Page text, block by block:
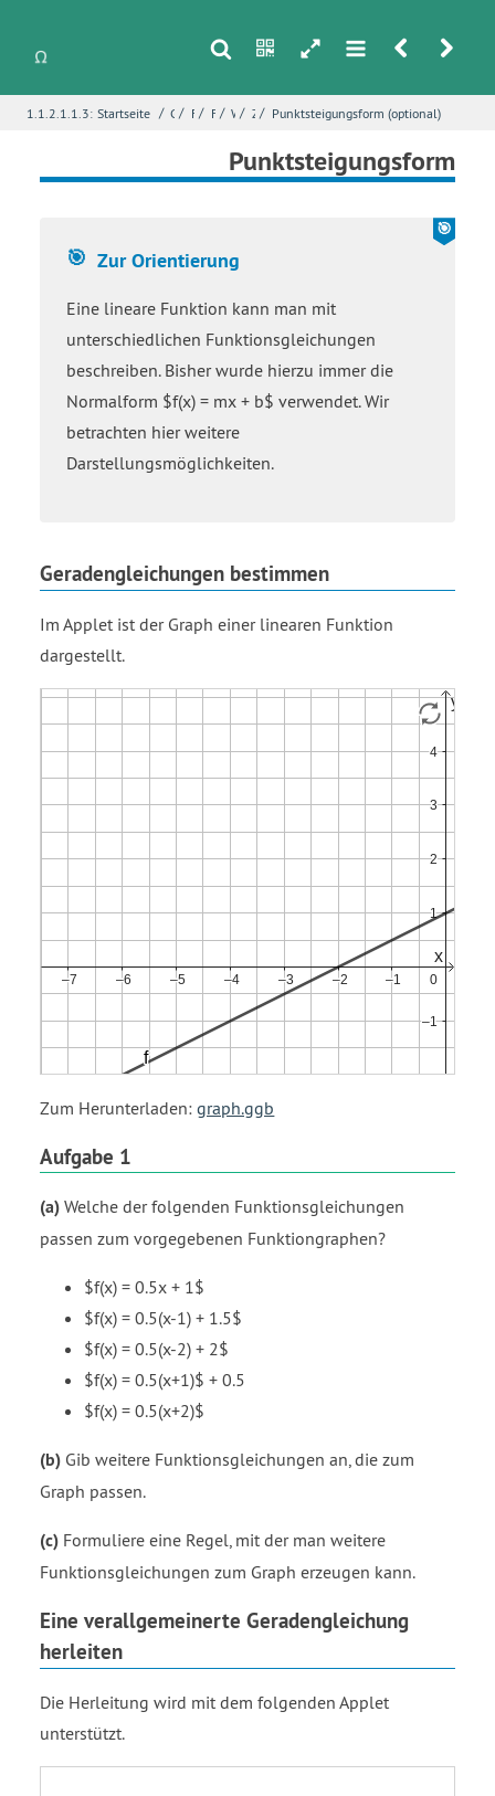
s n h m r u
1.1.2.1.1.3: Startseite / Grundlagen
/ Funktionen
/ Funktionenklassen
/ Wiederholung - Lineare Funktionen
/ Zur Orientierung
/ Punktsteigungsform (optional)
Punktsteigungsform
Zur Orientierung
Eine lineare Funktion kann man mit
unterschiedlichen Funktionsgleichungen
beschreiben. Bisher wurde hierzu immer die
Normalform $f(x) = mx + b$ verwendet. Wir
betrachten hier weitere
Darstellungsmöglichkeiten.
Geradengleichungen bestimmen
Im Applet ist der Graph einer linearen Funktion
dargestellt.
Funktion
f
Zum Herunterladen: graph.ggb
Aufgabe 1
(a) Welche der folgenden Funktionsgleichungen
passen zum vorgegebenen Funktiongraphen?
$f(x) = 0.5x + 1$
$f(x) = 0.5(x-1) + 1.5$
$f(x) = 0.5(x-2) + 2$
$f(x) = 0.5(x+1)$ + 0.5
$f(x) = 0.5(x+2)$
(b) Gib weitere Funktionsgleichungen an, die zum
Graph passen.
(c) Formuliere eine Regel, mit der man weitere
Funktionsgleichungen zum Graph erzeugen kann.
Eine verallgemeinerte Geradengleichung
herleiten
Die Herleitung wird mit dem folgenden Applet
unterstützt.
Seite*